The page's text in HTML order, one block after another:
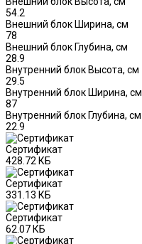
54.2
Внешний блок Ширина, см
78
Внешний блок Глубина, см
28.9
Внутренний блок Высота, см
29.5
Внутренний блок Ширина, см
87
Внутренний блок Глубина, см
22.9
Сертификат
428.72 КБ
Сертификат
331.13 КБ
Сертификат
62.07 КБ